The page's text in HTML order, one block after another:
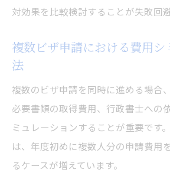
対効果を比較検討することが失敗回
複数ビザ申請における費用シ
法
複数のビザ申請を同時に進める場合
必要書類の取得費用、行政書士への
ミュレーションすることが重要です
は、年度初めに複数人分の申請費用
るケースが増えています。